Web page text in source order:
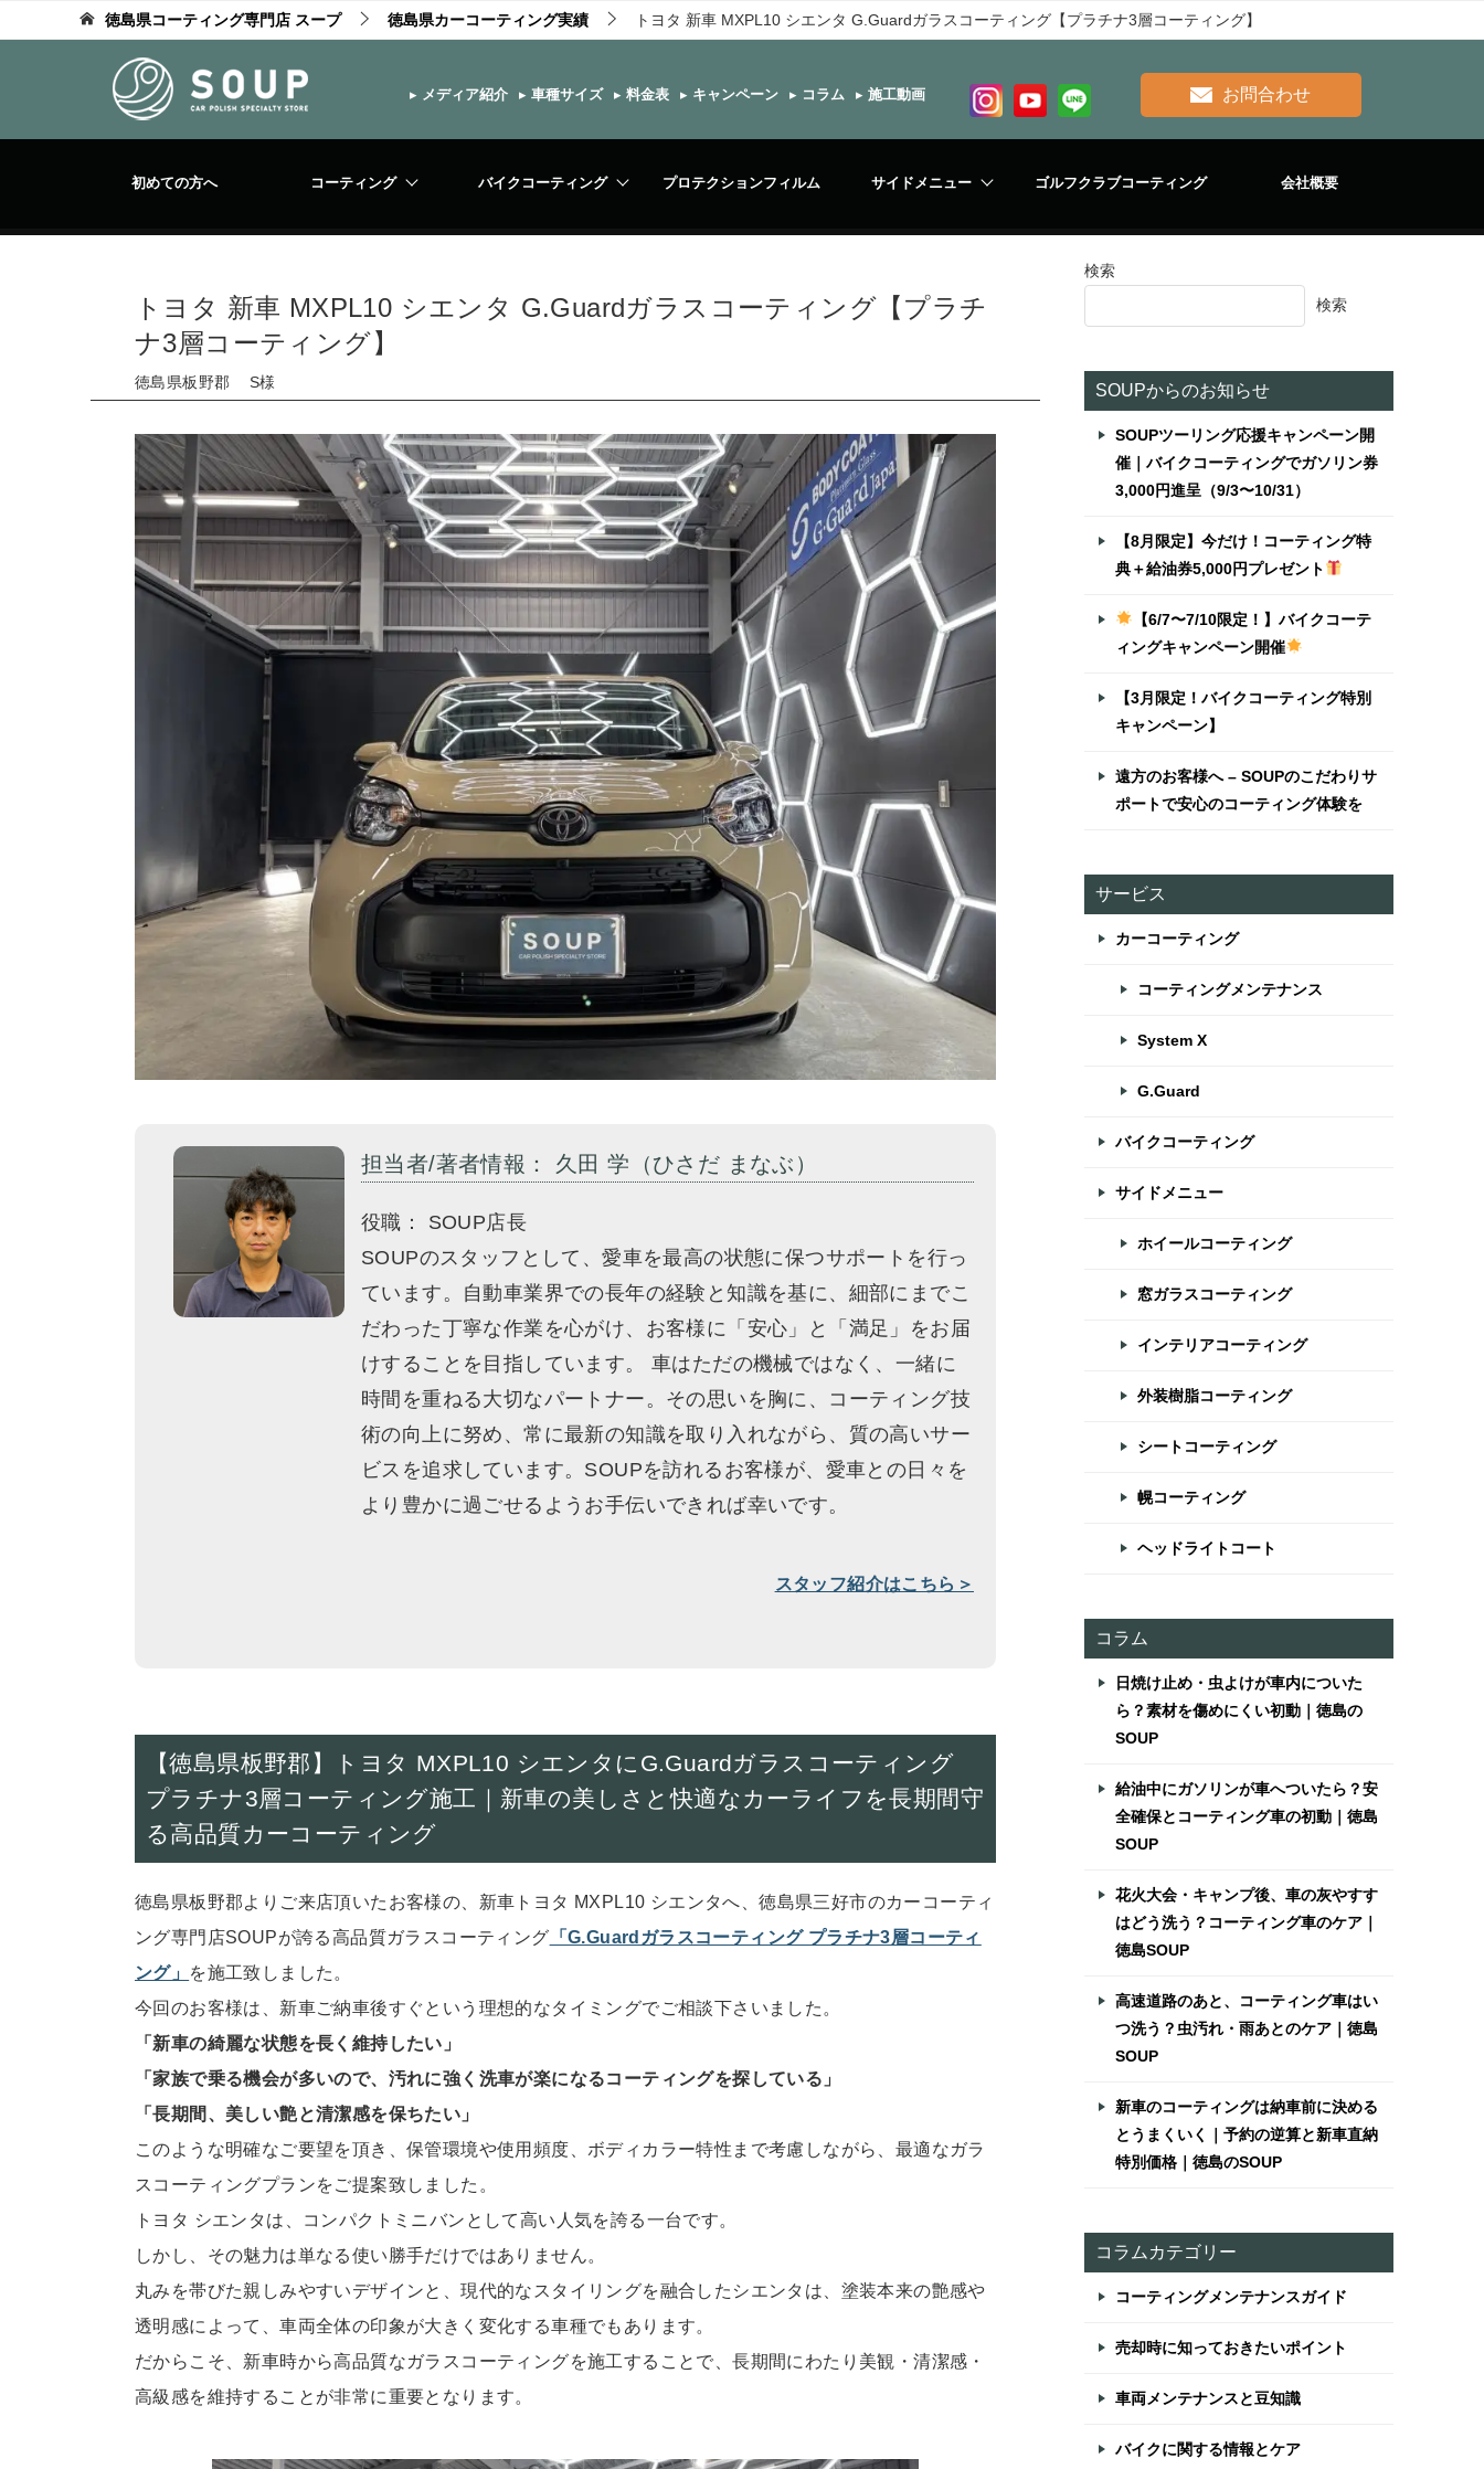
徳島県コーティング専門店 スープ 徳島県カーコーティング実績 トヨタ 新車 MXPL10 シエンタ G.Guardガラスコーティング【プラチナ3層コーティング】
▸ メディア紹介 ▸ 車種サイズ ▸ 料金表 ▸ キャンペーン ▸ コラム ▸ 施工動画 お問合わせ
初めての方へ コーティング バイクコーティング プロテクションフィルム サイドメニュー ゴルフクラブコーティング 会社概要
トヨタ 新車 MXPL10 シエンタ G.Guardガラスコーティング【プラチ
ナ3層コーティング】
徳島県板野郡 S様
担当者/著者情報： 久田 学（ひさだ まなぶ）
役職： SOUP店長
SOUPのスタッフとして、愛車を最高の状態に保つサポートを行っ
ています。自動車業界での長年の経験と知識を基に、細部にまでこ
だわった丁寧な作業を心がけ、お客様に「安心」と「満足」をお届
けすることを目指しています。 車はただの機械ではなく、一緒に
時間を重ねる大切なパートナー。その思いを胸に、コーティング技
術の向上に努め、常に最新の知識を取り入れながら、質の高いサー
ビスを追求しています。SOUPを訪れるお客様が、愛車との日々を
より豊かに過ごせるようお手伝いできれば幸いです。
スタッフ紹介はこちら＞
【徳島県板野郡】トヨタ MXPL10 シエンタにG.Guardガラスコーティング
プラチナ3層コーティング施工｜新車の美しさと快適なカーライフを長期間守
る高品質カーコーティング
徳島県板野郡よりご来店頂いたお客様の、新車トヨタ MXPL10 シエンタへ、徳島県三好市のカーコーティ
ング専門店SOUPが誇る高品質ガラスコーティング 「G.Guardガラスコーティング プラチナ3層コーティ
ング」 を施工致しました。
今回のお客様は、新車ご納車後すぐという理想的なタイミングでご相談下さいました。
「新車の綺麗な状態を長く維持したい」
「家族で乗る機会が多いので、汚れに強く洗車が楽になるコーティ ングを探している」
「長期間、美しい艶と清潔感を保ちたい」
このような明確なご要望を頂き、保管環境や使用頻度、ボディカラー特性まで考慮しながら、最適なガラ
スコーティングプランをご提案致しました。
トヨタ シエンタは、コンパクトミニバンとして高い人気を誇る一台です。
しかし、その魅力は単なる使い勝手だけではありません。
丸みを帯びた親しみやすいデザインと、現代的なスタイリングを融合したシエンタは、塗装本来の艶感や
透明感によって、車両全体の印象が大きく変化する車種でもあります。
だからこそ、新車時から高品質なガラスコーティングを施工するこ とで、長期間にわたり美観・清潔感・
高級感を維持することが非常に重要となります。
検索
検索
SOUPからのお知らせ
SOUPツーリング応援キャンペーン開
催｜バイクコーティングでガソリン券
3,000円進呈（9/3〜10/31）
【8月限定】今だけ！コーティング特
典＋給油券5,000円プレゼント
【6/7〜7/10限定！】バイクコーテ
ィングキャンペーン開催
【3月限定！バイクコーティング特別
キャンペーン】
遠方のお客様へ – SOUPのこだわりサ
ポートで安心のコーティング体験を
サービス
カーコーティング
コーティングメンテナンス
System X
G.Guard
バイクコーティング
サイドメニュー
ホイールコーティング
窓ガラスコーティング
インテリアコーティング
外装樹脂コーティング
シートコーティング
幌コーティング
ヘッドライトコート
コラム
日焼け止め・虫よけが車内についた
ら？素材を傷めにくい初動｜徳島の
SOUP
給油中にガソリンが車へついたら？安
全確保とコーティング車の初動｜徳島
SOUP
花火大会・キャンプ後、車の灰やすす
はどう洗う？コーティング車のケア｜
徳島SOUP
高速道路のあと、コーティング車はい
つ洗う？虫汚れ・雨あとのケア｜徳島
SOUP
新車のコーティングは納車前に決める
とうまくいく｜予約の逆算と新車直納
特別価格｜徳島のSOUP
コラムカテゴリー
コーティングメンテナンスガイド
売却時に知っておきたいポイント
車両メンテナンスと豆知識
バイクに関する情報とケア